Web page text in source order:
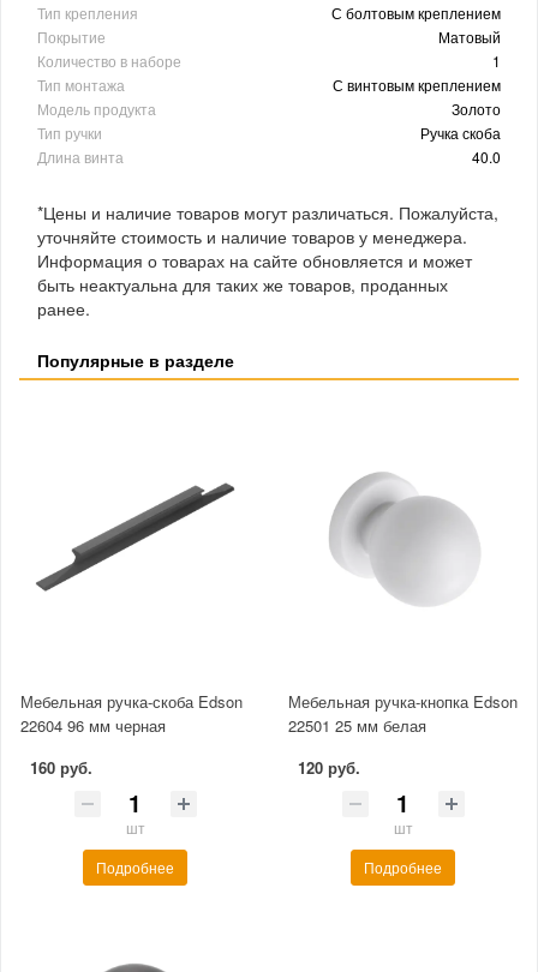
Тип крепления
С болтовым креплением
Покрытие
Матовый
Количество в наборе
1
Тип монтажа
С винтовым креплением
Модель продукта
Золото
Тип ручки
Ручка скоба
Длина винта
40.0
*Цены и наличие товаров могут различаться. Пожалуйста,
уточняйте стоимость и наличие товаров у менеджера.
Информация о товарах на сайте обновляется и может
быть неактуальна для таких же товаров, проданных
ранее.
Популярные в разделе
Мебельная ручка-скоба Edson
22604 96 мм черная
160 руб.
шт
Подробнее
Мебельная ручка-кнопка Edson
22501 25 мм белая
120 руб.
шт
Подробнее